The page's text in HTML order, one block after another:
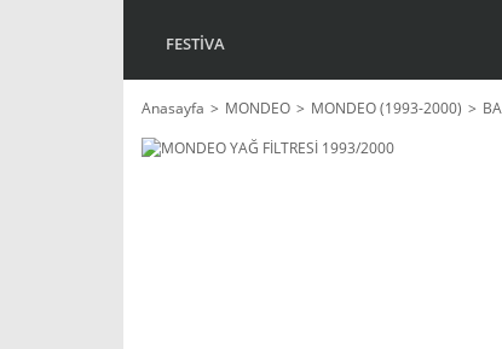
FESTİVA
Anasayfa MONDEO MONDEO (1993-2000)